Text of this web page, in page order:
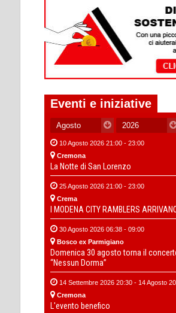
Eventi e iniziative
10 Agosto 2026 21:00 - 23:00
Cremona
La Notte di San Lorenzo
25 Agosto 2026 21:00 - 23:00
Crema
I MODENA CITY RAMBLERS
30 Agosto 2026 06:38 - 09:00
Bosco ex Parmigiano
Domenica 30 agosto torna il
“Nessun Dorma”
14 Settembre 2026 20:30 - 14 Agosto
Cremona
L'evento benefico